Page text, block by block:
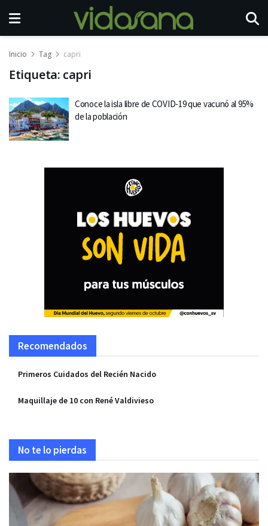
Inicio Tag capri
Etiqueta: capri
Conoce la isla libre de COVID-19 que vacunó al 95%
de la población
Recomendados
Primeros Cuidados del Recién Nacido
Maquillaje de 10 con René Valdivieso
No te lo pierdas